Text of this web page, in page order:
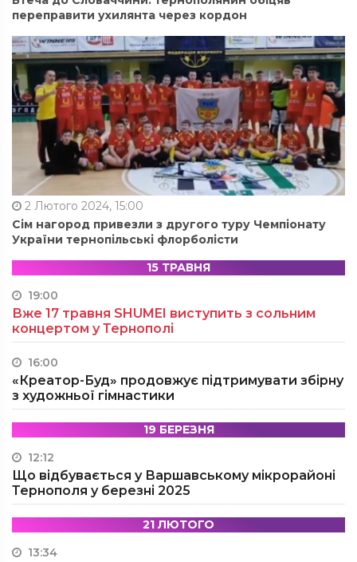
переправити ухилянта через кордон
2 Лютого 2024, 15:00
Сім нагород привезли з другого туру Чемпіонату
України тернопільські флорболісти
15 ТРАВНЯ
19:00
Вже 17 травня SHUMEI виступить з сольним
концертом у Тернополі
16:00
«Креатор-Буд» продовжує підтримувати збірну
з художньої гімнастики
19 БЕРЕЗНЯ
12:12
Що відбувається у Варшавському мікрорайоні
Тернополя у березні 2025
21 ЛЮТОГО
13:34